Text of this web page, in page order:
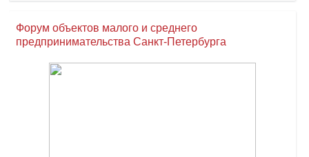
Форум объектов малого и среднего
предпринимательства Санкт-Петербурга